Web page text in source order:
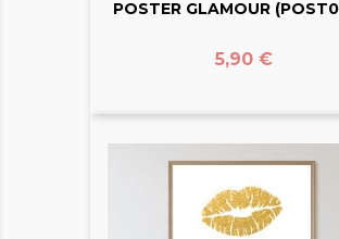
POSTER GLAMOUR
Prix
5,90 €